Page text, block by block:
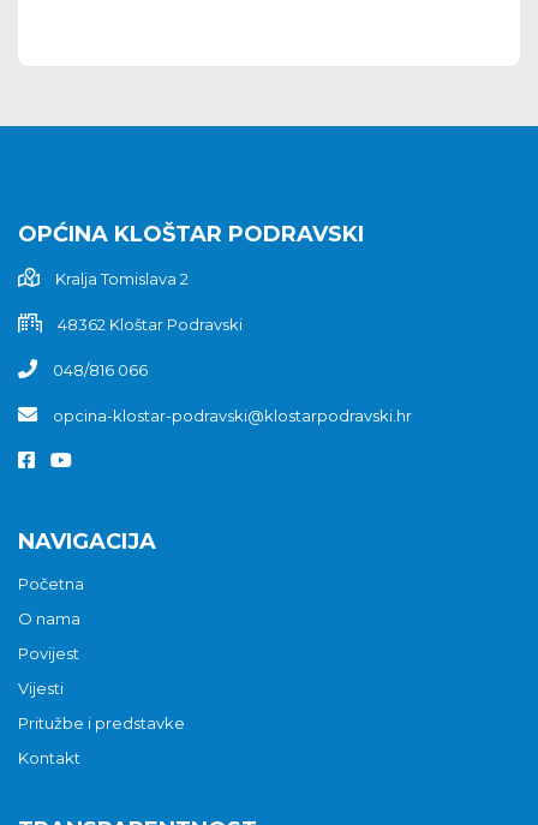
OPĆINA KLOŠTAR PODRAVSKI
Kralja Tomislava 2
48362 Kloštar Podravski
048/816 066
opcina-klostar-podravski@klostarpodravski.hr
NAVIGACIJA
Početna
O nama
Povijest
Vijesti
Pritužbe i predstavke
Kontakt